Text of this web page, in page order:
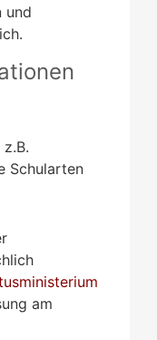
und
z.B.
Schularten
am